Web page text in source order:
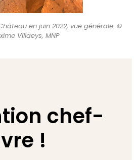
en juin 2022, vue générale. ©
Villaeys, MNP
chef-
!